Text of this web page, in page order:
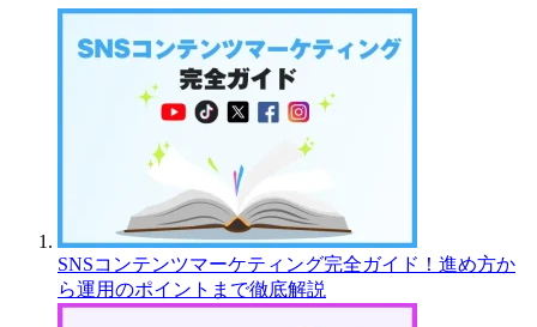
SNSコンテンツマーケティング完全ガイド！進め方か
ら運用のポイントまで徹底解説